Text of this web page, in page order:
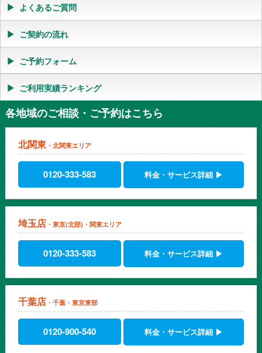
よくあるご質問
ご契約の流れ
ご予約フォーム
ご利用実績ランキング
各地域のご相談・ご予約はこちら
北関東 ・北関東エリア
0120-333-583 料金・サービス詳細 ▶
埼玉店 ・東京(北部)・関東エリア
0120-333-583 料金・サービス詳細 ▶
千葉店 ・千葉・東京東部
0120-900-540 料金・サービス詳細 ▶